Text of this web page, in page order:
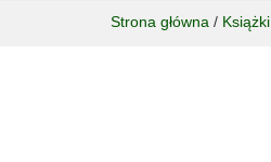
Strona główna / Książki